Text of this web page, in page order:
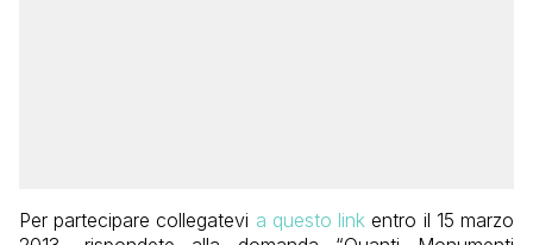
Per partecipare collegatevi a questo link entro il 15 marzo